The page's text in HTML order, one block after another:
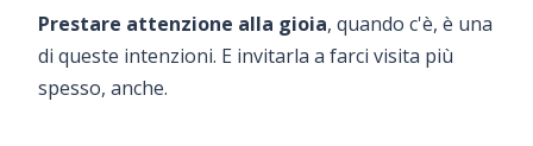
Prestare attenzione alla gioia, quando c'è, è una
di queste intenzioni. E invitarla a farci visita più
spesso, anche.